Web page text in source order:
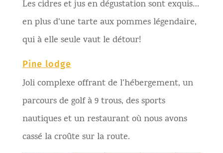
Les cidres et jus en dégustation sont exquis…
en plus d’une tarte aux pommes légendaire,
qui à elle seule vaut le détour!
Pine lodge
Joli complexe offrant de l’hébergement, un
parcours de golf à 9 trous, des sports
nautiques et un restaurant où nous avons
cassé la croûte sur la route.